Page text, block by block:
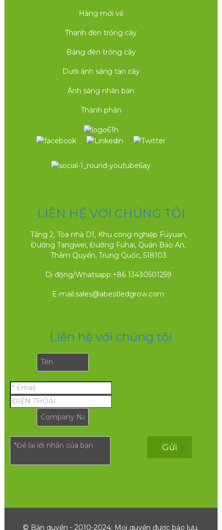
Hàng mới về
Thanh đèn trồng cây
Bảng đèn trồng cây
Dưới ánh sáng tán cây
Ánh sáng nhân bản
Thành phần
LIÊN HỆ VỚI CHÚNG TÔI
Tầng 2, Tòa nhà D1, Khu công nghiệp Fuyuan,
Đường Tangwei, Đường Fuhai, Quận Bảo An,
Thâm Quyến, Trung Quốc, 518103
Di động/Whatsapp:+86 13430501259
E-mail:sales@abestledgrow.com
Liên hệ với chúng tôi
Gửi
© Bản quyền - 2010-2024: Mọi quyền được bảo lưu.